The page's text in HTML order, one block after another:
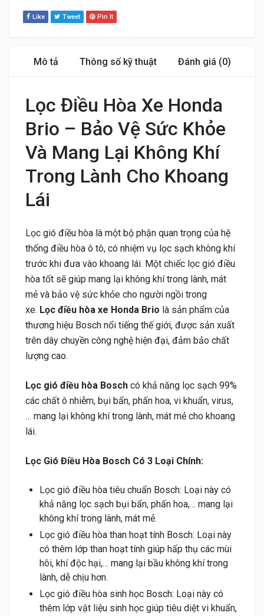
Like Tweet Pin It
Mô tả Thông số kỹ thuật Đánh giá (0)
Lọc Điều Hòa Xe Honda
Brio – Bảo Vệ Sức Khỏe
Và Mang Lại Không Khí
Trong Lành Cho Khoang
Lái
Lọc gió điều hòa là một bộ phận quan trọng của hệ
thống điều hòa ô tô, có nhiệm vụ lọc sạch không khí
trước khi đưa vào khoang lái. Một chiếc lọc gió điều
hòa tốt sẽ giúp mang lại không khí trong lành, mát
mẻ và bảo vệ sức khỏe cho người ngồi trong
xe. Lọc điều hòa xe Honda Brio là sản phẩm của
thương hiệu Bosch nổi tiếng thế giới, được sản xuất
trên dây chuyền công nghệ hiện đại, đảm bảo chất
lượng cao.
Lọc gió điều hòa Bosch có khả năng lọc sạch 99%
các chất ô nhiễm, bụi bẩn, phấn hoa, vi khuẩn, virus,
… mang lại không khí trong lành, mát mẻ cho khoang
lái.
Lọc Gió Điều Hòa Bosch Có 3 Loại Chính:
Lọc gió điều hòa tiêu chuẩn Bosch: Loại này có
khả năng lọc sạch bụi bẩn, phấn hoa,… mang lại
không khí trong lành, mát mẻ.
Lọc gió điều hòa than hoạt tính Bosch: Loại này
có thêm lớp than hoạt tính giúp hấp thụ các mùi
hôi, khí độc hại,… mang lại bầu không khí trong
lành, dễ chịu hơn.
Lọc gió điều hòa sinh học Bosch: Loại này có
thêm lớp vật liệu sinh học giúp tiêu diệt vi khuẩn,